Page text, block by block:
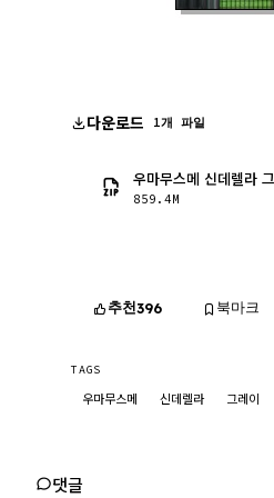
다운로드 1개 파일
우마무스메 신데렐
859.4M
추천396 북마크
TAGS
우마무스메 신데렐라 그레이
댓글